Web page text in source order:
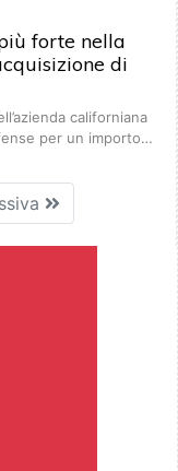
forte nella
di
californiana
per un importo…